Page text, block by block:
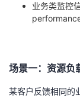
业务类监控信
场景一：资源负
某客户反馈相同的